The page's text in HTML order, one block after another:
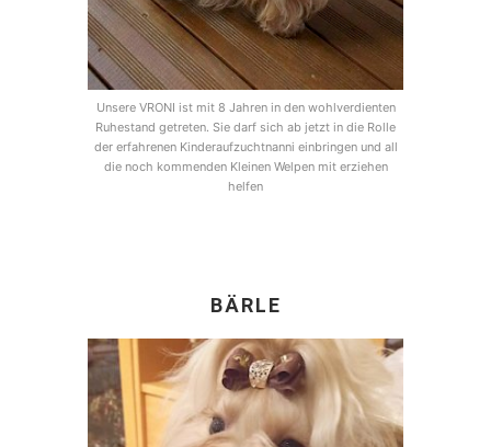
Unsere VRONI ist mit 8 Jahren in den wohlverdienten
Ruhestand getreten. Sie darf sich ab jetzt in die Rolle
der erfahrenen Kinderaufzuchtnanni einbringen und all
die noch kommenden Kleinen Welpen mit erziehen
helfen
BÄRLE